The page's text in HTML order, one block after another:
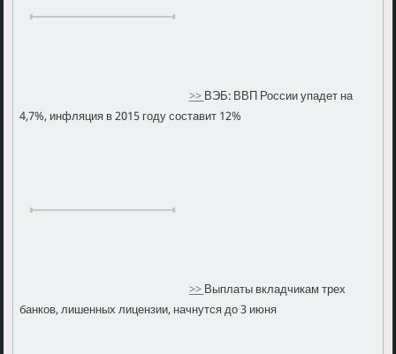
>>ВЭБ: ВВП России упадет на
4,7%, инфляция в 2015 году составит 12%
>>Выплаты вкладчикам трех
банков, лишенных лицензии, начнутся до 3 июня